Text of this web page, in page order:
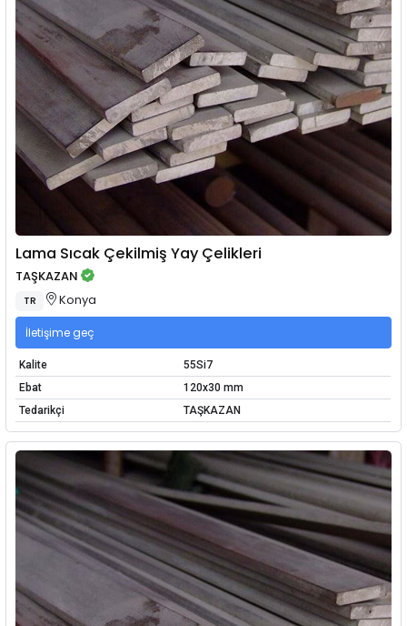
Lama Sıcak Çekilmiş Yay Çelikleri
TAŞKAZAN
TR Konya
İletişime geç
Kalite
55Si7
Ebat
120x30 mm
Tedarikçi
TAŞKAZAN